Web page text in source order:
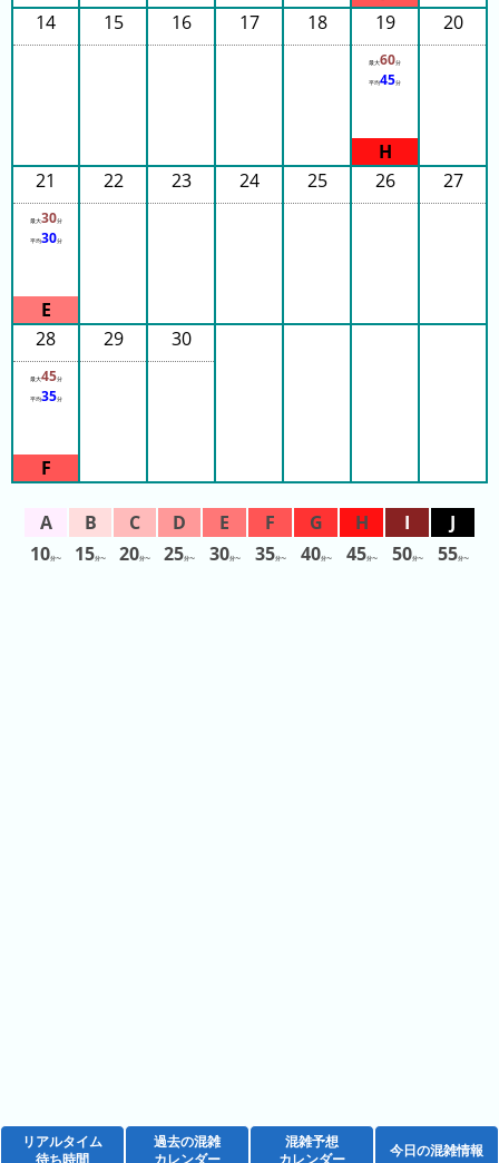
1
3
日
4
日
5
6
前
2023
14 15 16 17 18 19
最大60分
平均45分
20
21
最大30分
平均30分
22 23 24 25 26 27
28
最大45分
平均35分
29 30
10分〜 15分〜 20分〜 25分〜 30分〜 35分〜 40分〜 45分〜 50分〜 55分〜
リアルタイム
過去の混雑
混雑予想
今日の混雑情報